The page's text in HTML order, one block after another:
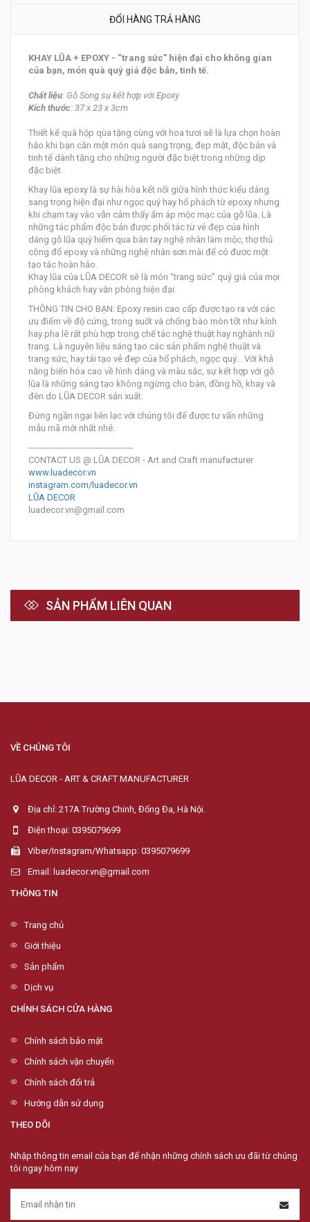
ĐỔI HÀNG TRẢ HÀNG
KHAY LŨA + EPOXY - “trang sức” hiện đại cho không gian
của bạn, món quà quý giá độc bản, tinh tế.
Chất liệu: Gỗ Song sụ kết hợp với Epoxy.
Kích thước: 37 x 23 x 3cm
Thiết kế quà hộp qùa tặng cùng với hoa tươi sẽ là lựa chọn hoàn
hảo khi bạn cần một món quà sang trọng, đẹp mắt, độc bản và
tinh tế dành tặng cho những người đặc biệt trong những dịp
đặc biệt.
Khay lũa epoxy là sự hài hòa kết nối giữa hình thức kiểu dáng
sang trọng hiện đại như ngọc quý hay hổ phách từ epoxy nhưng
khi chạm tay vào vẫn cảm thấy ấm áp mộc mạc của gỗ lũa. Là
những tác phẩm độc bản được phối tác từ vẻ đẹp của hình
dáng gỗ lũa quý hiếm qua bàn tay nghệ nhân làm mộc, thợ thủ
công đổ epoxy và những nghệ nhân sơn mài để có đươc một
tạo tác hoàn hảo.
Khay lũa của LŨA DECOR sẽ là món “trang sức” quý giá của mọi
phòng khách hay văn phòng hiện đại.
THÔNG TIN CHO BẠN: Epoxy resin cao cấp được tạo ra với các
ưu điểm về độ cứng, trong suốt và chống bào mòn tốt như kính
hay pha lê rất phù hợp trong chế tác nghệ thuật hay nghành nữ
trang. Là nguyên liệu sáng tạo các sản phẩm nghệ thuật và
trang sức, hay tái tạo vẻ đep của hổ phách, ngọc quý… Với khả
năng biến hóa cao về hình dáng và màu sắc, sự kết hợp với gỗ
lũa là những sáng tạo không ngừng cho bàn, đồng hồ, khay và
đèn do LŨA DECOR sản xuất.
Đừng ngần ngại liên lạc với chúng tôi để được tư vấn những
mẫu mã mới nhất nhé.
--------------------------------------
CONTACT US @ LŨA DECOR - Art and Craft manufacturer
www.luadecor.vn
instagram.com/luadecor.vn
LŨA DECOR
luadecor.vn@gmail.com
SẢN PHẨM LIÊN QUAN
VỀ CHÚNG TÔI
LŨA DECOR - ART & CRAFT MANUFACTURER
Địa chỉ: 217A Trường Chinh, Đống Đa, Hà Nội.
Điện thoại: 0395079699
Viber/Instagram/Whatsapp: 0395079699
Email: luadecor.vn@gmail.com
THÔNG TIN
Trang chủ
Giới thiệu
Sản phẩm
Dịch vụ
CHÍNH SÁCH CỬA HÀNG
Chính sách bảo mật
Chính sách vận chuyển
Chính sách đổi trả
Hướng dẫn sử dụng
THEO DÕI
Nhập thông tin email của bạn để nhận những chính sách ưu đãi từ chúng
tôi ngay hôm nay